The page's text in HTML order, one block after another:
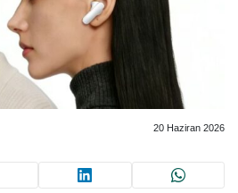
20 Haziran 2026